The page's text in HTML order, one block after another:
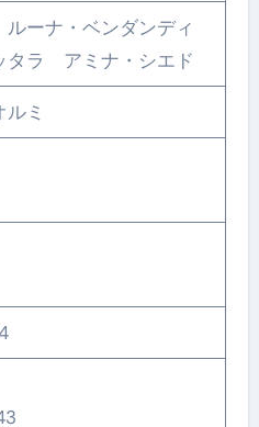
ーナ・ベンダンディ
タラ アミナ・シエド
ルミ